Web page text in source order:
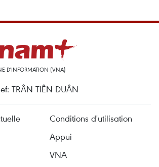
D'INFORMATION (VNA)
TRÂN TIÊN DUÂN
Conditions d'utilisation
Appui
VNA